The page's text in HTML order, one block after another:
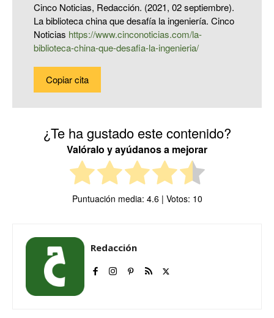
Cinco Noticias, Redacción. (2021, 02 septiembre).
La biblioteca china que desafía la ingeniería. Cinco
Noticias https://www.cinconoticias.com/la-
biblioteca-china-que-desafia-la-ingenieria/
Copiar cita
¿Te ha gustado este contenido?
Valóralo y ayúdanos a mejorar
Puntuación media: 4.6| Votos: 10
Redacción